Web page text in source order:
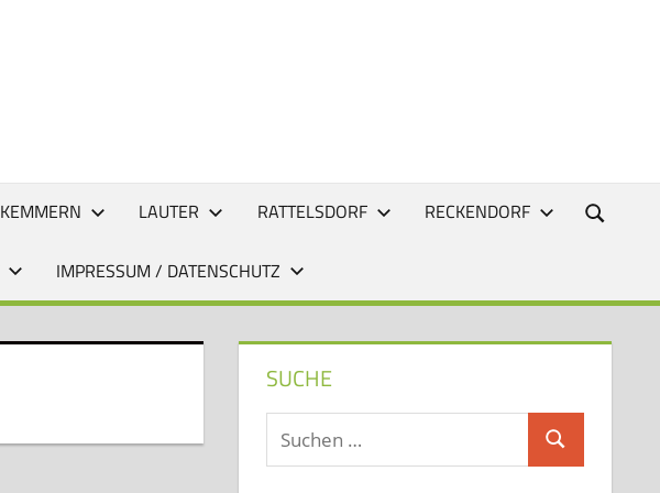
KEMMERN LAUTER RATTELSDORF RECKENDORF
IMPRESSUM / DATENSCHUTZ
SUCHE
Suchen
nach:
Suchen